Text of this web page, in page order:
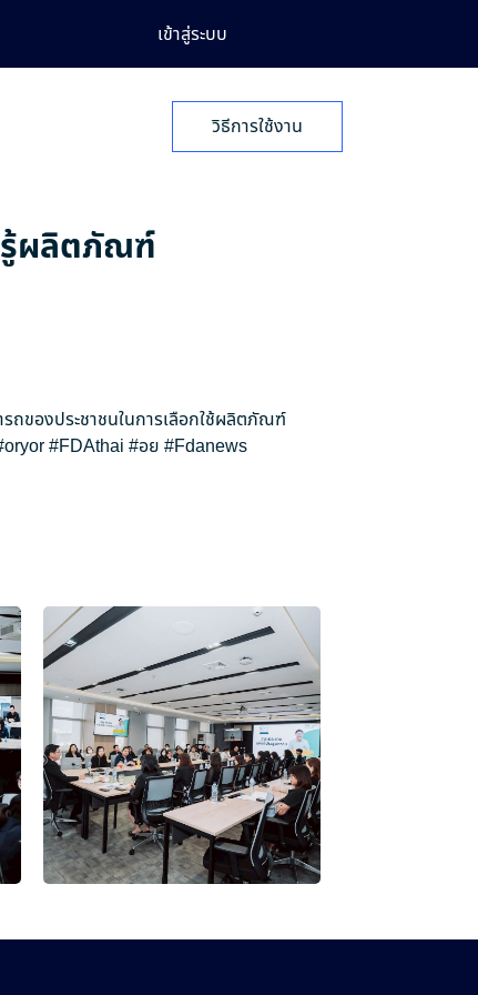
เข้าสู่ระบบ
วิธีการใช้งาน
รู้ผลิตภัณฑ์
ของประชาชนในการเลือกใช้ผลิตภัณฑ์
#FDAthai #อย #Fdanews